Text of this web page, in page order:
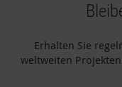
Erhalten Sie
weltweiten